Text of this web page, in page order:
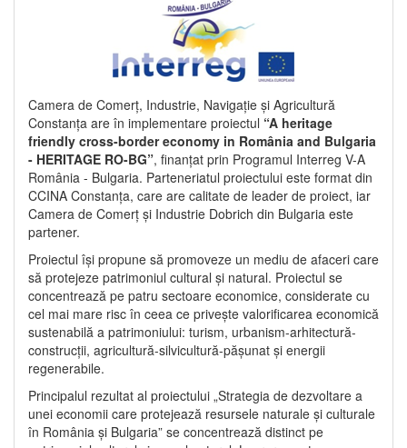
Camera de Comerț, Industrie, Navigație și Agricultură
Constanța are în implementare proiectul “A heritage
friendly cross-border economy in România and Bulgaria
- HERITAGE RO-BG”, finanțat prin Programul Interreg V-A
România - Bulgaria. Parteneriatul proiectului este format din
CCINA Constanța, care are calitate de leader de proiect, iar
Camera de Comerț și Industrie Dobrich din Bulgaria este
partener.
Proiectul își propune să promoveze un mediu de afaceri care
să protejeze patrimoniul cultural și natural. Proiectul se
concentrează pe patru sectoare economice, considerate cu
cel mai mare risc în ceea ce privește valorificarea economică
sustenabilă a patrimoniului: turism, urbanism-arhitectură-
construcții, agricultură-silvicultură-pășunat și energii
regenerabile.
Principalul rezultat al proiectului „Strategia de dezvoltare a
unei economii care protejează resursele naturale și culturale
în România și Bulgaria” se concentrează distinct pe